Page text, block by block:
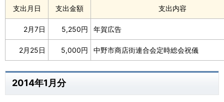
支出月日 支出金額 支出内容
2月7日 5,250円 年賀広告
2月25日 5,000円 中野市商店街連合会定時総会祝儀
2014年1月分